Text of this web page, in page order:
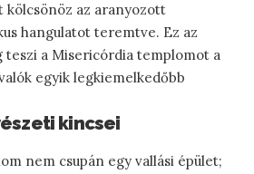
kölcsönöz az aranyozott
hangulatot teremtve. Ez az
teszi a Misericórdia templomot a
egyik legkiemelkedőbb
kincsei
nem csupán egy vallási épület;